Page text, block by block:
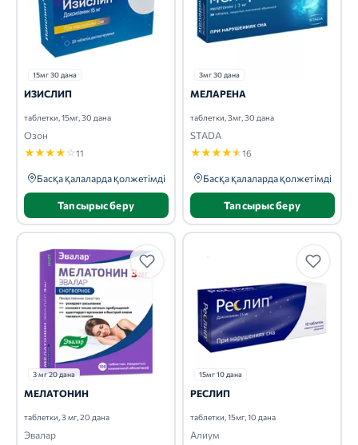
15мг 30 дана
ИЗИСЛИП
таблетки, 15мг, 30 дана
Озон
★★★★ ☆11
Басқа қалаларда қолжетімді
Тапсырыс беру
3мг 30 дана
МЕЛАРЕНА
таблетки, 3мг, 30 дана
STADA
★★★★★16
Басқа қалаларда қолжетімді
Тапсырыс беру
3 мг 20 дана
МЕЛАТОНИН
таблетки, 3 мг, 20 дана
Эвалар
15мг 10 дана
РЕСЛИП
таблетки, 15мг, 10 дана
Алиум